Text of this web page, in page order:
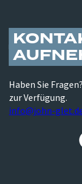
Haben Sie
zur Verfügung.
info@john-